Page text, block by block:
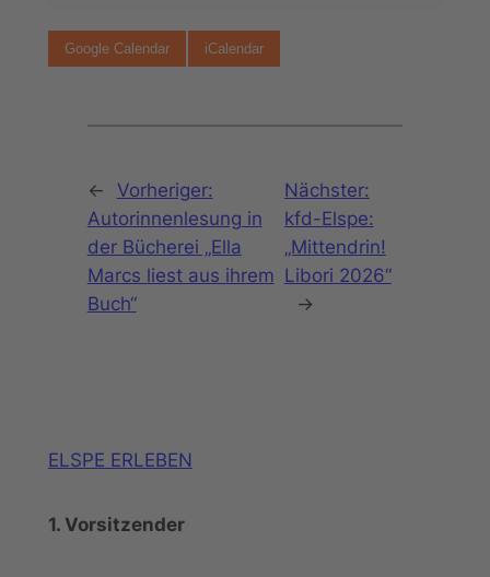
Google Calendar iCalendar
←
Vorheriger:
Autorinnenlesung in
der Bücherei „Ella
Marcs liest aus ihrem
Buch“
Nächster:
kfd-Elspe:
„Mittendrin!
Libori 2026“
→
ELSPE ERLEBEN
1. Vorsitzender